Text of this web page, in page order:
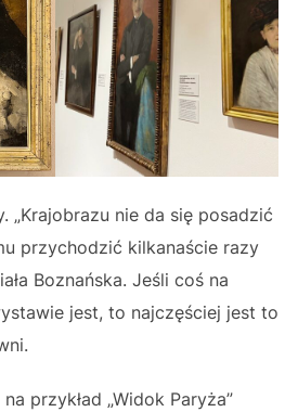
„Krajobrazu nie da się posadzić
przychodzić kilkanaście razy
Boznańska. Jeśli coś na
jest, to najczęściej jest to
przykład „Widok Paryża”